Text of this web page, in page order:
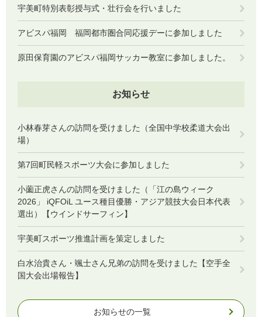
宇美町特別表彰授与式・壮行会を行いました
アビスパ福岡 福岡都市圏合同応援デーに参加しました
原田保育園のアビスパ福岡サッカー教室に参加しました。
お知らせ
小林春芽さんの訪問を受けました（全国中学校柔道大会出
場）
第7回町民軽スポーツ大会に参加しました
小薗正虎さんの訪問を受けました（「江の島ウィーク
2026」 iQFOiL ユース種目優勝・アジア競技大会日本代表
選出）【ウインドサーフィン】
宇美町スポーツ推進計画を策定しました
白水治貴さん・颯士さん兄弟の訪問を受けました【空手全
国大会出場報告】
お知らせの一覧